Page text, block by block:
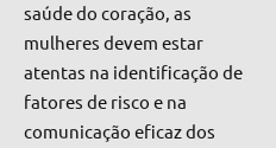
saúde do coração, as
mulheres devem estar
atentas na identificação de
fatores de risco e na
comunicação eficaz dos